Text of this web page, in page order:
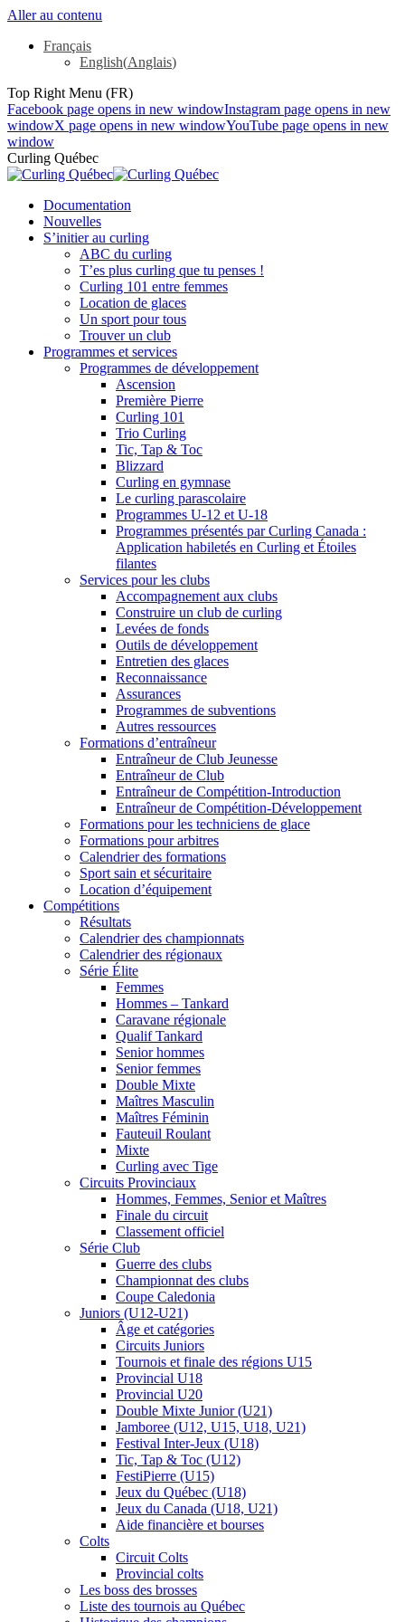
Aller au contenu
Français
English(Anglais)
Top Right Menu (FR)
Facebook page opens in new windowInstagram page opens in new
windowX page opens in new windowYouTube page opens in new
window
Curling Québec
Documentation
Nouvelles
S’initier au curling
ABC du curling
T’es plus curling que tu penses !
Curling 101 entre femmes
Location de glaces
Un sport pour tous
Trouver un club
Programmes et services
Programmes de développement
Ascension
Première Pierre
Curling 101
Trio Curling
Tic, Tap & Toc
Blizzard
Curling en gymnase
Le curling parascolaire
Programmes U-12 et U-18
Programmes présentés par Curling Canada :
Application habiletés en Curling et Étoiles
filantes
Services pour les clubs
Accompagnement aux clubs
Construire un club de curling
Levées de fonds
Outils de développement
Entretien des glaces
Reconnaissance
Assurances
Programmes de subventions
Autres ressources
Formations d’entraîneur
Entraîneur de Club Jeunesse
Entraîneur de Club
Entraîneur de Compétition-Introduction
Entraîneur de Compétition-Développement
Formations pour les techniciens de glace
Formations pour arbitres
Calendrier des formations
Sport sain et sécuritaire
Location d’équipement
Compétitions
Résultats
Calendrier des championnats
Calendrier des régionaux
Série Élite
Femmes
Hommes – Tankard
Caravane régionale
Qualif Tankard
Senior hommes
Senior femmes
Double Mixte
Maîtres Masculin
Maîtres Féminin
Fauteuil Roulant
Mixte
Curling avec Tige
Circuits Provinciaux
Hommes, Femmes, Senior et Maîtres
Finale du circuit
Classement officiel
Série Club
Guerre des clubs
Championnat des clubs
Coupe Caledonia
Juniors (U12-U21)
Âge et catégories
Circuits Juniors
Tournois et finale des régions U15
Provincial U18
Provincial U20
Double Mixte Junior (U21)
Jamboree (U12, U15, U18, U21)
Festival Inter-Jeux (U18)
Tic, Tap & Toc (U12)
FestiPierre (U15)
Jeux du Québec (U18)
Jeux du Canada (U18, U21)
Aide financière et bourses
Colts
Circuit Colts
Provincial colts
Les boss des brosses
Liste des tournois au Québec